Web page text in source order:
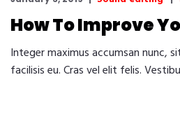
How To Improve
Integer maximus accumsan nunc,
facilisis eu. Cras vel elit felis.